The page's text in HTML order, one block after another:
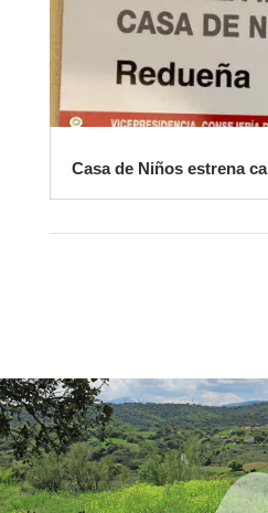
Casa de Niños estrena